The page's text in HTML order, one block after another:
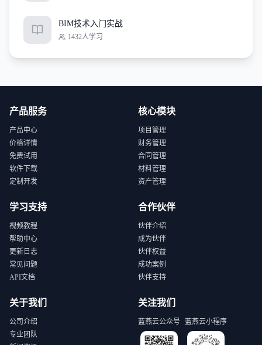
BIM技术入门实战
1432人学习
产品服务
产品中心
价格详情
免费试用
软件下载
定制开发
核心模块
项目管理
财务管理
合同管理
材料管理
资产管理
学习支持
视频教程
帮助中心
更新日志
常见问题
API文档
合作伙伴
伙伴介绍
成为伙伴
伙伴权益
成功案例
伙伴支持
关于我们
公司介绍
专业团队
关注我们
蓝燕云公众号 蓝燕云小程序